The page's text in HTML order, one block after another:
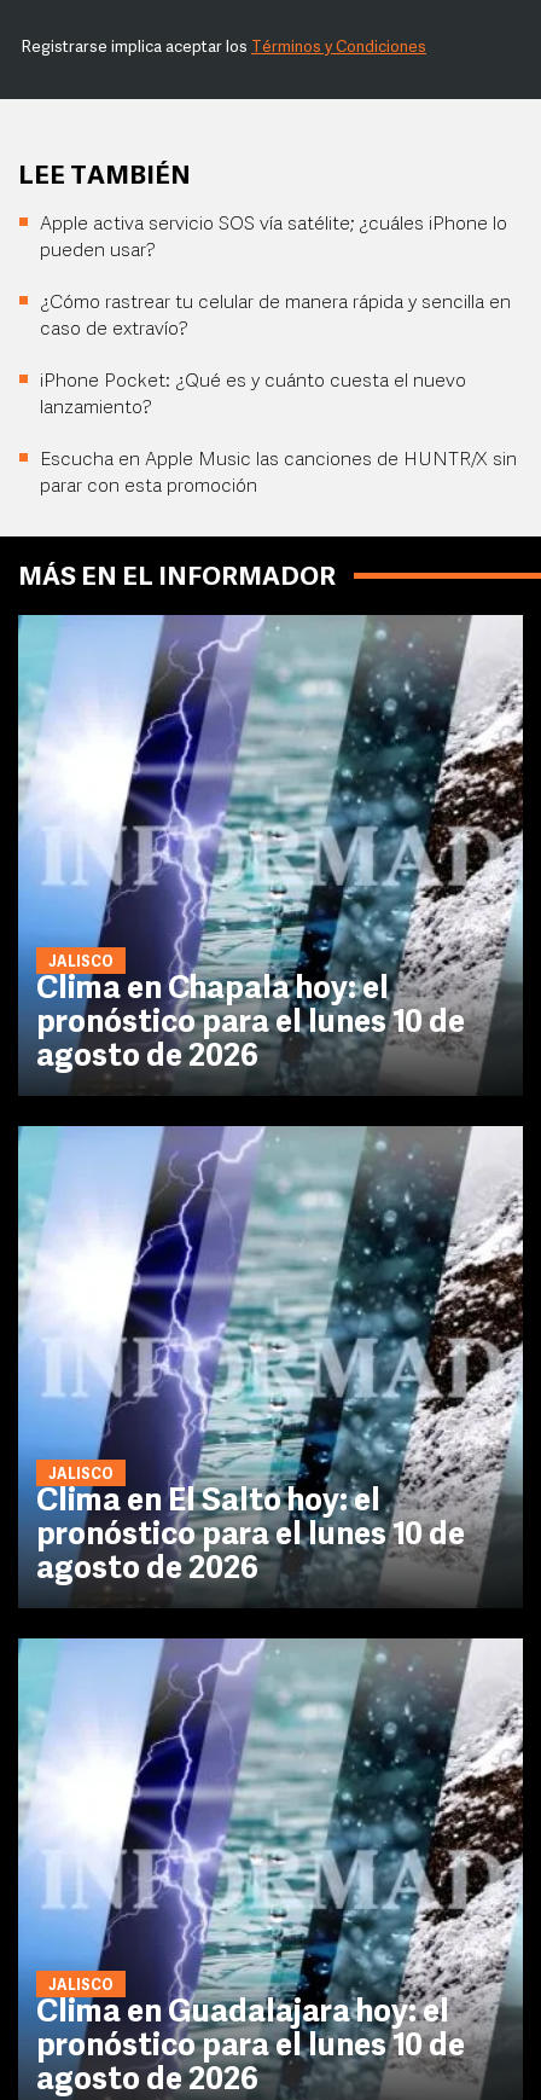
Registrarse implica aceptar los Términos y Condiciones
LEE TAMBIÉN
Apple activa servicio SOS vía satélite; ¿cuáles iPhone lo
pueden usar?
¿Cómo rastrear tu celular de manera rápida y sencilla en
caso de extravío?
iPhone Pocket: ¿Qué es y cuánto cuesta el nuevo
lanzamiento?
Escucha en Apple Music las canciones de HUNTR/X sin
parar con esta promoción
MÁS EN EL INFORMADOR
JALISCO
Clima en Chapala hoy: el
pronóstico para el lunes 10 de
agosto de 2026
JALISCO
Clima en El Salto hoy: el
pronóstico para el lunes 10 de
agosto de 2026
JALISCO
Clima en Guadalajara hoy: el
pronóstico para el lunes 10 de
agosto de 2026